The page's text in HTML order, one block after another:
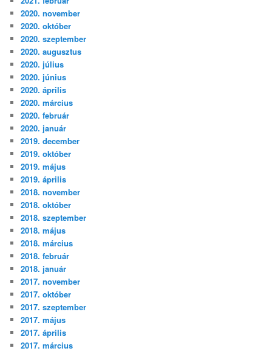
2020. november
2020. október
2020. szeptember
2020. augusztus
2020. július
2020. június
2020. április
2020. március
2020. február
2020. január
2019. december
2019. október
2019. május
2019. április
2018. november
2018. október
2018. szeptember
2018. május
2018. március
2018. február
2018. január
2017. november
2017. október
2017. szeptember
2017. május
2017. április
2017. március